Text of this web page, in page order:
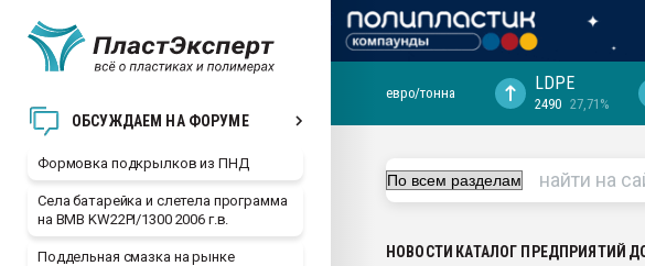
ОБСУЖДАЕМ НА ФОРУМЕ
Формовка подкрылков из ПНД
Села батарейка и слетела программа
на BMB KW22PI/1300 2006 г.в.
Поддельная смазка на рынке
29.07.2026 ФРП помог "Ижевскому
евро/тонна LDPE
2490 27,71%
НОВОСТИ КАТАЛОГ ПРЕДПРИЯТИЙ